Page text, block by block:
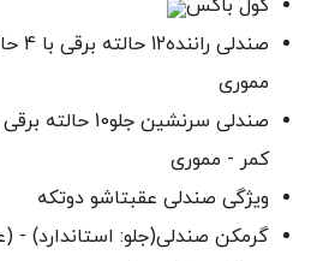
کول باکس
مموری
کمر - مموری
ویژگی صندلی عقبتاشو دوتکه
گرمکن صندلی(جلو: استاندارد)